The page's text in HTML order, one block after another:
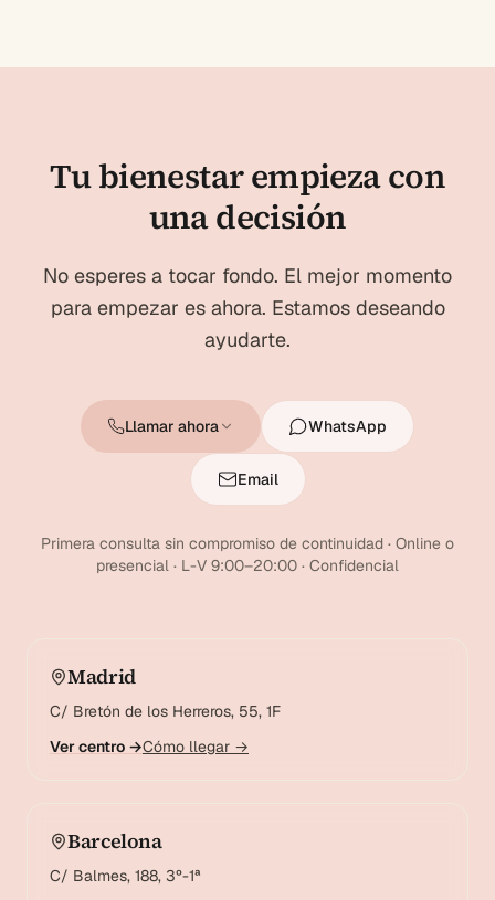
Tu bienestar empieza con
una decisión
No esperes a tocar fondo. El mejor momento
para empezar es ahora. Estamos deseando
ayudarte.
Llamar ahora WhatsApp
Email
Primera consulta sin compromiso de continuidad · Online o
presencial · L-V 9:00–20:00 · Confidencial
Madrid
C/ Bretón de los Herreros, 55, 1F
Ver centro →Cómo llegar →
Barcelona
C/ Balmes, 188, 3º-1ª